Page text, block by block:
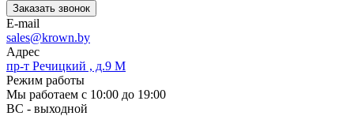
Заказать звонок
E-mail
sales@krown.by
Адрес
пр-т Речицкий , д.9 М
Режим работы
Мы работаем с 10:00 до 19:00
ВС - выходной